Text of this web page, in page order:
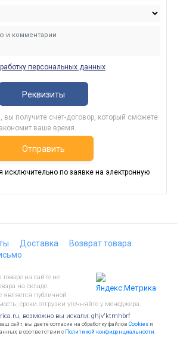
персональных данных
Реквизиты
вы получите счет-договор, который сможете
ваше время.
Отправить
исключительно по заявке на электронную
Доставка
Возврат товара
на сайте не
на складе.
публичной
сроки отгрузки уточняйте у менеджера.
возможно вы искали: ghjv'ktrnhbrf
сайт, вы даете согласие на обработку файлов Cookies и
в соответствии с Политикой конфиденциальности.